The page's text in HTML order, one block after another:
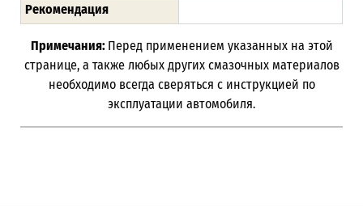
Рекомендация
Примечания: Перед применением указанных на этой
странице, а также любых других смазочных материалов
необходимо всегда сверяться с инструкцией по
эксплуатации автомобиля.